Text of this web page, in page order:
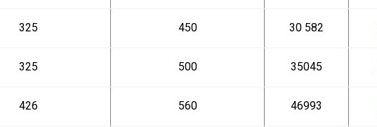
325 450 30 582
325 500 35045
426 560 46993